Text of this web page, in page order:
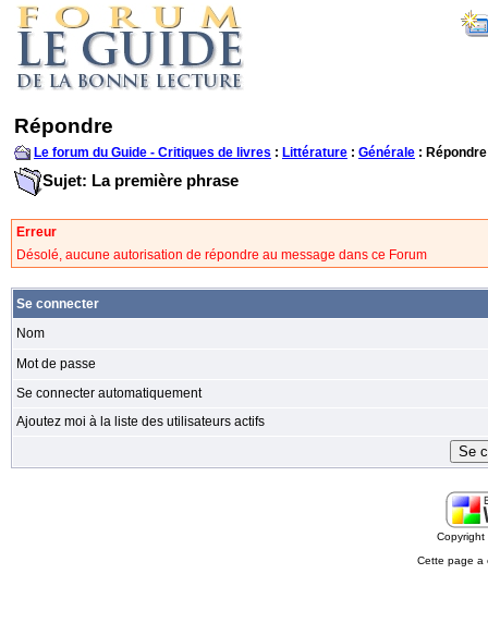
Répondre
Le forum du Guide - Critiques de livres : Littérature : Générale : Répondre
Sujet: La première phrase
Erreur
Désolé, aucune autorisation de répondre au message dans ce Forum
Se connecter
Nom
Mot de passe
Se connecter automatiquement
Ajoutez moi à la liste des utilisateurs actifs
Cette page a